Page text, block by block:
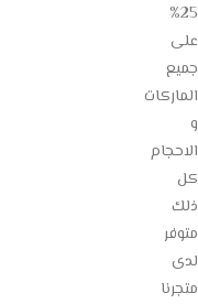
25%
على
جميع
الماركات
و
الاحجام
كل
ذلك
متوفر
لدى
متجرنا